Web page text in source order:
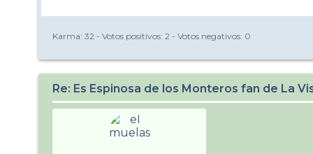
Karma: 32 - Votos positivos: 2 - Votos negativos: 0
Re: Es Espinosa de los Monteros fan de La